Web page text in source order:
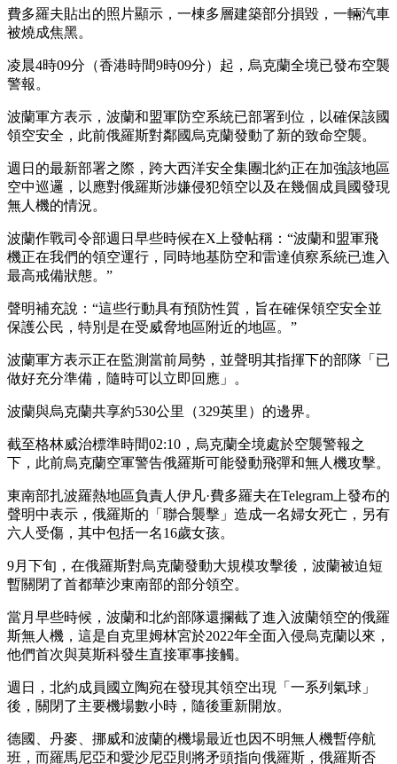
費多羅夫貼出的照片顯示，一棟多層建築部分損毀，一輛汽車
被燒成焦黑。
凌晨4時09分（香港時間9時09分）起，烏克蘭全境已發布空襲
警報。
波蘭軍方表示，波蘭和盟軍防空系統已部署到位，以確保該國
領空安全，此前俄羅斯對鄰國烏克蘭發動了新的致命空襲。
週日的最新部署之際，跨大西洋安全集團北約正在加強該地區
空中巡邏，以應對俄羅斯涉嫌侵犯領空以及在幾個成員國發現
無人機的情況。
波蘭作戰司令部週日早些時候在X上發帖稱：“波蘭和盟軍飛
機正在我們的領空運行，同時地基防空和雷達偵察系統已進入
最高戒備狀態。”
聲明補充說：“這些行動具有預防性質，旨在確保領空安全並
保護公民，特別是在受威脅地區附近的地區。”
波蘭軍方表示正在監測當前局勢，並聲明其指揮下的部隊「已
做好充分準備，隨時可以立即回應」。
波蘭與烏克蘭共享約530公里（329英里）的邊界。
截至格林威治標準時間02:10，烏克蘭全境處於空襲警報之
下，此前烏克蘭空軍警告俄羅斯可能發動飛彈和無人機攻擊。
東南部扎波羅熱地區負責人伊凡·費多羅夫在Telegram上發布的
聲明中表示，俄羅斯的「聯合襲擊」造成一名婦女死亡，另有
六人受傷，其中包括一名16歲女孩。
9月下旬，在俄羅斯對烏克蘭發動大規模攻擊後，波蘭被迫短
暫關閉了首都華沙東南部的部分領空。
當月早些時候，波蘭和北約部隊還攔截了進入波蘭領空的俄羅
斯無人機，這是自克里姆林宮於2022年全面入侵烏克蘭以來，
他們首次與莫斯科發生直接軍事接觸。
週日，北約成員國立陶宛在發現其領空出現「一系列氣球」
後，關閉了主要機場數小時，隨後重新開放。
德國、丹麥、挪威和波蘭的機場最近也因不明無人機暫停航
班，而羅馬尼亞和愛沙尼亞則將矛頭指向俄羅斯，俄羅斯否